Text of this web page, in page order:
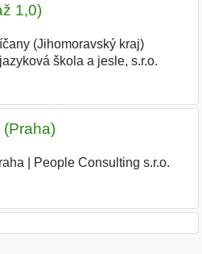
1,0)
(Jihomoravský kraj)
škola a jesle, s.r.o.
(Praha)
People Consulting s.r.o.